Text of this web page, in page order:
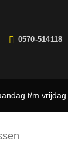
0570-514118
t/m